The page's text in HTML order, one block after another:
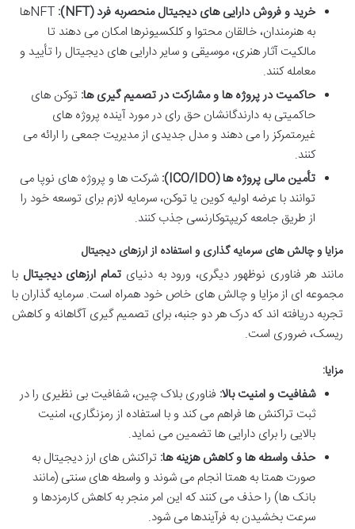
خرید و فروش دارایی های دیجیتال منحصربه فرد (NFT):
NFTها
به هنرمندان، خالقان محتوا و کلکسیونرها امکان می دهند تا
مالکیت آثار هنری، موسیقی و سایر دارایی های دیجیتال را تأیید و
معامله کنند.
حاکمیت در پروژه ها و مشارکت در تصمیم گیری ها: توکن های
حاکمیتی به دارندگانشان حق رای در مورد آینده پروژه های
غیرمتمرکز را می دهند و مدل جدیدی از مدیریت جمعی را ارائه می
کنند.
تأمین مالی پروژه ها (ICO/IDO):
شرکت ها و پروژه های نوپا می
توانند با عرضه اولیه کوین یا توکن، سرمایه لازم برای توسعه خود را
از طریق جامعه کریپتوکارنسی جذب کنند.
مزایا و چالش های سرمایه گذاری و استفاده از ارزهای دیجیتال
مانند هر فناوری نوظهور دیگری، ورود به دنیای تمام ارزهای دیجیتال با
مجموعه ای از مزایا و چالش های خاص خود همراه است. سرمایه گذاران با
تجربه دریافته اند که درک هر دو جنبه، برای تصمیم گیری آگاهانه و کاهش
ریسک، ضروری است.
مزایا:
شفافیت و امنیت بالا: فناوری بلاک چین، شفافیت بی نظیری را در
ثبت تراکنش ها فراهم می کند و با استفاده از رمزنگاری، امنیت
بالایی را برای دارایی ها تضمین می نماید.
حذف واسطه ها و کاهش هزینه ها: تراکنش های ارز دیجیتال به
صورت همتا به همتا انجام می شوند و واسطه های سنتی (مانند
بانک ها) را حذف می کنند که این امر منجر به کاهش کارمزدها و
سرعت بخشیدن به فرآیندها می شود.